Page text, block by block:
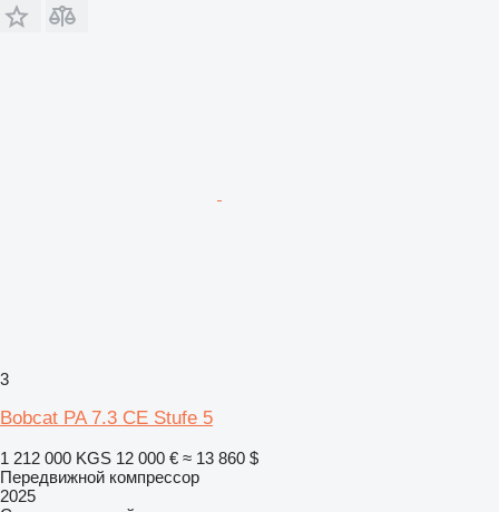
3
Bobcat PA 7.3 CE Stufe 5
1 212 000 KGS 12 000 € ≈ 13 860 $
Передвижной компрессор
2025